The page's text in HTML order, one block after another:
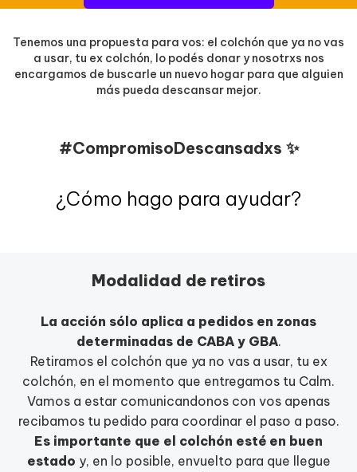
Tenemos una propuesta para vos: el colchón que ya no vas
a usar, tu ex colchón, lo podés donar y nosotrxs nos
encargamos de buscarle un nuevo hogar para que alguien
más pueda descansar mejor.
#CompromisoDescansadxs ✨
¿Cómo hago para ayudar?
Modalidad de retiros
La acción sólo aplica a pedidos en zonas
determinadas de CABA y GBA.
Retiramos el colchón que ya no vas a usar, tu ex
colchón, en el momento que entregamos tu Calm.
Vamos a estar comunicandonos con vos apenas
recibamos tu pedido para coordinar el paso a paso.
Es importante que el colchón esté en buen
estado y, en lo posible, envuelto para que llegue